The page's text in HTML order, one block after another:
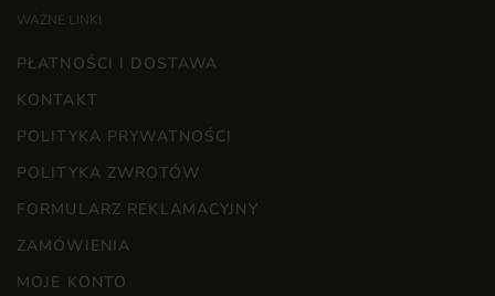
WAŻNE LINKI
PŁATNOŚCI I DOSTAWA
KONTAKT
POLITYKA PRYWATNOŚCI
POLITYKA ZWROTÓW
FORMULARZ REKLAMACYJNY
ZAMÓWIENIA
MOJE KONTO